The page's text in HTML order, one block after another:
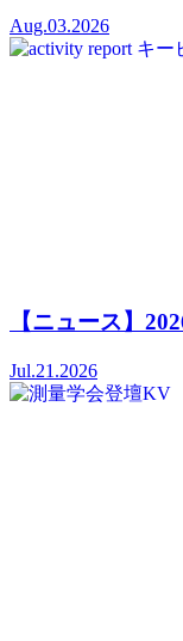
Aug.03.2026
【ニュース】
Jul.21.2026